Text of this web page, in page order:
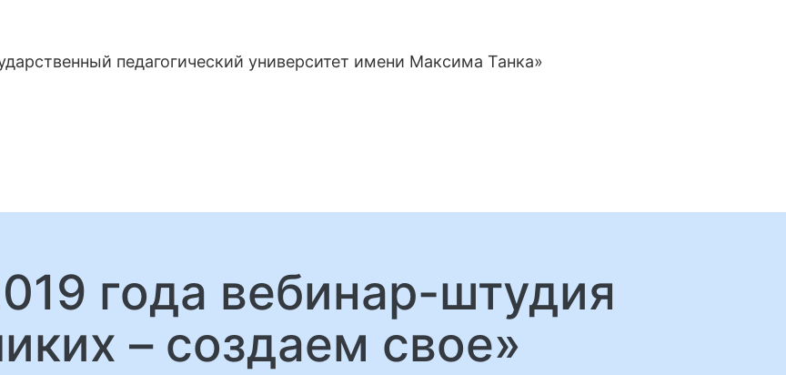
педагогический университет имени Максима Танка»
года вебинар-штудия
– создаем свое»